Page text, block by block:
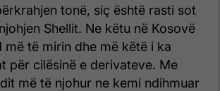
tonë, siç është rasti sot
Shellit. Ne këtu në Kosovë
më të mirin dhe më këtë i ka
për cilësinë e derivateve. Me
më të njohur ne kemi ndihmuar